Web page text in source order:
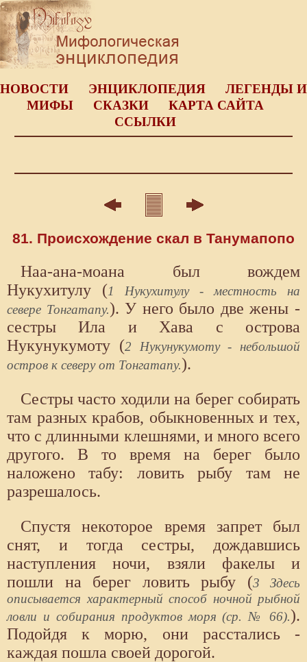
НОВОСТИ ЭНЦИКЛОПЕДИЯ
ЛЕГЕНДЫ И
МИФЫ
СКАЗКИ
КАРТА САЙТА
ССЫЛКИ
81. Происхождение скал в Танумапопо
Наа-ана-моана был вождем
Нукухитулу (1 Нукухитулу - местность на
севере Тонгатапу.). У него было две жены -
сестры Ила и Хава с острова
Нукунукумоту (2 Нукунукумоту - небольшой
остров к северу от Тонгатапу.).
Сестры часто ходили на берег собирать
там разных крабов, обыкновенных и тех,
что с длинными клешнями, и много всего
другого. В то время на берег было
наложено табу: ловить рыбу там не
разрешалось.
Спустя некоторое время запрет был
снят, и тогда сестры, дождавшись
наступления ночи, взяли факелы и
пошли на берег ловить рыбу (3 Здесь
описывается характерный способ ночной рыбной
ловли и собирания продуктов моря (ср. № 66).).
Подойдя к морю, они расстались -
каждая пошла своей дорогой.